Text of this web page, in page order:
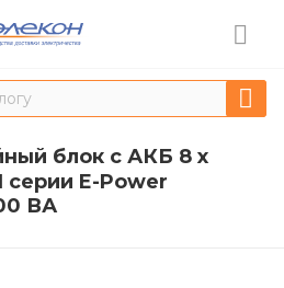
блок c АКБ 8 х
E-Power
ВА